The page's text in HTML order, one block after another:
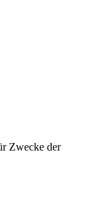
Zwecke der